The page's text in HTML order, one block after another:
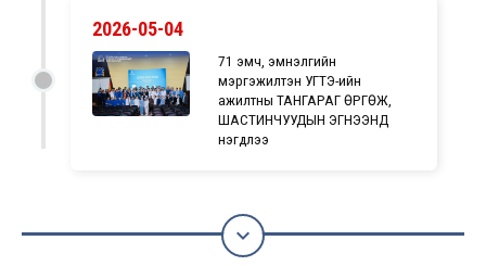
2026-05-04
71 эмч, эмнэлгийн
мэргэжилтэн УГТЭ-ийн
ажилтны ТАНГАРАГ ӨРГӨЖ,
ШАСТИНЧУУДЫН ЭГНЭЭНД
нэгдлээ
